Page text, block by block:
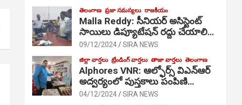
తెలంగాణ ప్రజా సమస్యలు రాజకీయం
Malla Reddy: సీనియర్ అసిస్టెంట్
సాయిలు డిప్యూటేషన్ రద్దు చేయాలి…
09/12/2024 SIRA NEWS
జిల్లా వార్తలు ట్రేండింగ్ వార్తలు తాజా వార్తలు తెలంగాణ
Alphores VNR: ఆల్ఫోర్స్ విఎన్ఆర్
అద్వర్యంలో పుస్తకాలు పంపిణి…
04/12/2024 SIRA NEWS